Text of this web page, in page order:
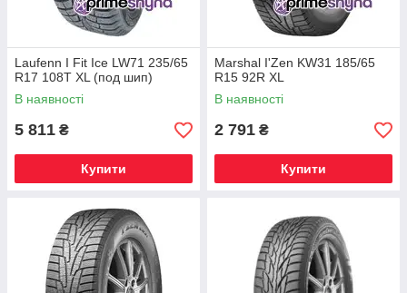
Laufenn I Fit Ice LW71 235/65
R17 108T XL (под шип)
В наявності
5 811 ₴
Купити
Marshal I'Zen KW31 185/65
R15 92R XL
В наявності
2 791 ₴
Купити